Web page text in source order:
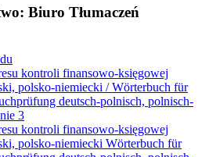
Biuro Tłumaczeń
kontroli finansowo-księgowej
polsko-niemiecki / Wörterbuch für
deutsch-polnisch, polnisch-
3
kontroli finansowo-księgowej
polsko-niemiecki Wörterbuch für